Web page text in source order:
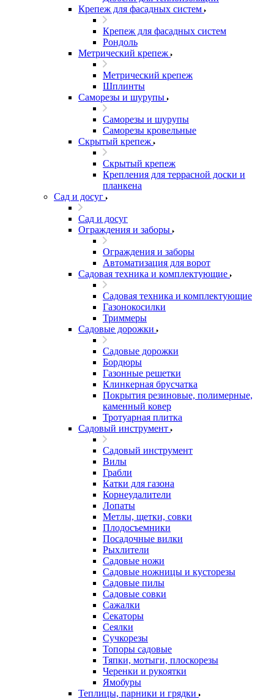
Крепеж для фасадных систем
Крепеж для фасадных систем
Рондоль
Метрический крепеж
Метрический крепеж
Шплинты
Саморезы и шурупы
Саморезы и шурупы
Саморезы кровельные
Скрытый крепеж
Скрытый крепеж
Крепления для террасной доски и
планкена
Сад и досуг
Сад и досуг
Ограждения и заборы
Ограждения и заборы
Автоматизация для ворот
Садовая техника и комплектующие
Садовая техника и комплектующие
Газонокосилки
Триммеры
Садовые дорожки
Садовые дорожки
Бордюры
Газонные решетки
Клинкерная брусчатка
Покрытия резиновые, полимерные,
каменный ковер
Тротуарная плитка
Садовый инструмент
Садовый инструмент
Вилы
Грабли
Катки для газона
Корнеудалители
Лопаты
Метлы, щетки, совки
Плодосъемники
Посадочные вилки
Рыхлители
Садовые ножи
Садовые ножницы и кусторезы
Садовые пилы
Садовые совки
Сажалки
Секаторы
Сеялки
Сучкорезы
Топоры садовые
Тяпки, мотыги, плоскорезы
Черенки и рукоятки
Ямобуры
Теплицы, парники и грядки